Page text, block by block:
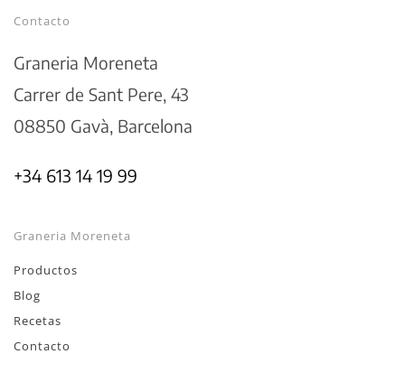
Contacto
Graneria Moreneta
Carrer de Sant Pere, 43
08850 Gavà, Barcelona
+34 613 14 19 99
Graneria Moreneta
Productos
Blog
Recetas
Contacto